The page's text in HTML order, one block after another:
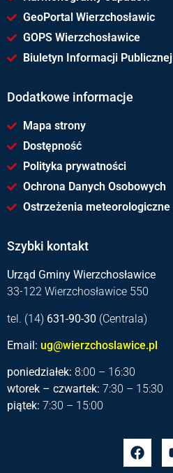
GeoPortal Wierzchosławic
GOPS Wierzchosławice
Biuletyn Informacji Publicznej
Dodatkowe informacje
Mapa strony
Dostępność
Polityka prywatności
Ochrona Danych Osobowych
Ostrzeżenia meteorologiczne
Szybki kontakt
Urząd Gminy Wierzchosławice
33-122 Wierzchosławice 550
tel. (14) 631-90-30 (Centrala)
Email: ug@wierzchoslawice.pl
poniedziałek: 8:00 – 16:30
wtorek – czwartek: 7:30 – 15:30
piątek: 7:30 – 15:00